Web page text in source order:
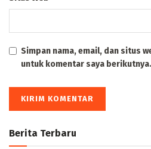
Simpan nama, email, dan situs
untuk komentar saya berikutnya.
Berita Terbaru